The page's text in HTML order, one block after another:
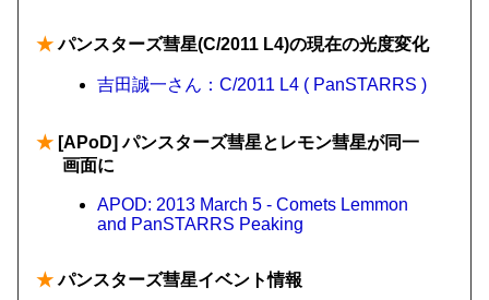
★パンスターズ彗星(C/2011 L4)の現在の光度変化
吉田誠一さん：C/2011 L4 ( PanSTARRS )
★ [APoD] パンスターズ彗星とレモン彗星が同一
画面に
APOD: 2013 March 5 - Comets Lemmon
and PanSTARRS Peaking
★パンスターズ彗星イベント情報